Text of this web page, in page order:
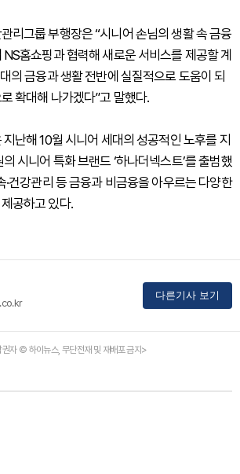
리그룹 부행장은 “시니어 손님의 생활 속 금융
홈쇼핑과 협력해 새로운 서비스를 제공할 계
의 금융과 생활 전반에 실질적으로 도움이 되
확대해 나가겠다”고 말했다.
난해 10월 시니어 세대의 성공적인 노후를 지
시니어 특화 브랜드 ‘하나더넥스트’를 출범했
·건강관리 등 금융과 비금융을 아우르는 다양한
공하고 있다.
다른기사 보기
자 © 하이뉴스, 무단전재 및 재배포 금지>